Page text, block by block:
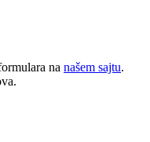
na našem sajtu.